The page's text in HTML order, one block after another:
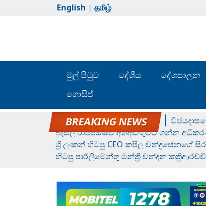
English | தமிழ்
මුල් පිටුව දේශීය දේශපාලන
ගොසිප්
රන් ගෙනා රුමේෂ්ගේ හෙල්ලය
බැසිල් රාජපක්ෂව අත්අඩංගුවට ගන්න
ශ්‍රී ලංකන් හිටපු CEO කපිල
හිටපු පාර්ලිමේන්තු මන්ත්‍රී චන්දන